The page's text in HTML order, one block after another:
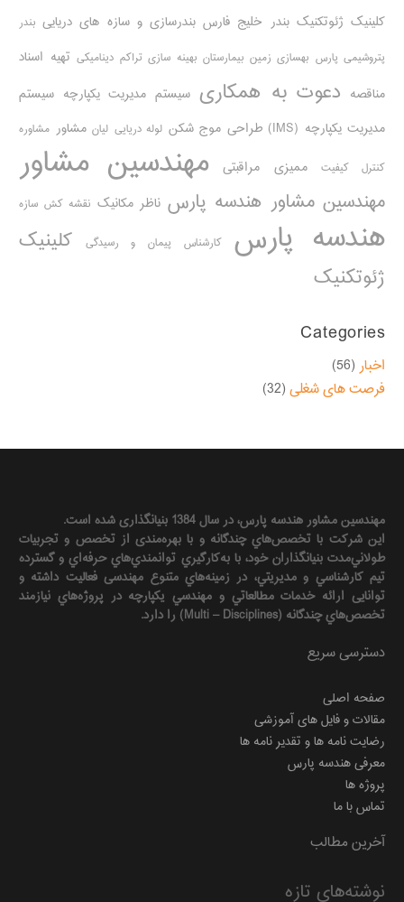
کلینیک ژئوتکنیک بندر خلیج فارس بندرسازی و سازه های دریایی بندر
پتروشیمی پارس بهسازی زمین بیمارستان بهینه سازی تراکم دینامیکی تهیه اسناد
مناقصه دعوت به همکاری سیستم مدیریت یکپارچه سیستم
مدیریت یکپارچه (IMS)
طراحی موج شکن لوله دریایی لیان مشاور مشاوره
کنترل کیفیت ممیزی مراقبتی مهندسین مشاور
مهندسین مشاور هندسه پارس ناظر مکانیک نقشه کش سازه
هندسه پارس کارشناس پیمان و رسیدگی
کلینیک
ژئوتکنیک
Categories
اخبار (56)
فرصت های شغلی (32)
مهندسين مشاور هندسه‌ پارس، در سال 1384 بنیانگذاری شده است.
این شرکت با تخصص‌هاي چندگانه و با بهره‌مندی از تخصص و تجربيات
طولاني‌مدت بنيانگذاران خود، با به‌كارگيري توانمندي‌هاي حرفه‌اي و گسترده
تيم كارشناسي و مديريتي، در زمينه‌هاي متنوع مهندسی فعاليت داشته و
توانایی ارائه خدمات مطالعاتي و مهندسي يكپارچه در پروژه‌هاي نيازمند
تخصص‌هاي چندگانه (Multi – Disciplines) را دارد.
دسترسی سریع
صفحه اصلی
مقالات و فایل های آموزشی
رضایت نامه ها و تقدیر نامه ها
معرفی هندسه پارس
پروژه ها
تماس با ما
آخرین مطالب
نوشته‌های تازه